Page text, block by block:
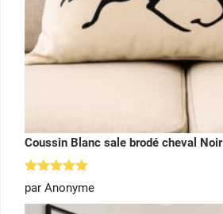
Coussin Blanc sale brodé cheval Noir
Note
sur 5
par Anonyme